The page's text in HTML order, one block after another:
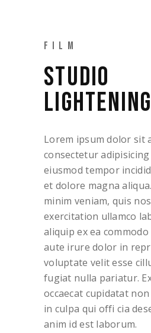
FILM
STUDIO
LIGHTENING
Lorem ipsum dolor sit
consectetur
eiusmod tempor
et dolore magna
minim veniam, quis
exercitation ullamco
aliquip ex ea
aute irure dolor in
voluptate velit esse
fugiat nulla pariatur.
occaecat cupidatat
in culpa qui offi cia
anim id est laborum.